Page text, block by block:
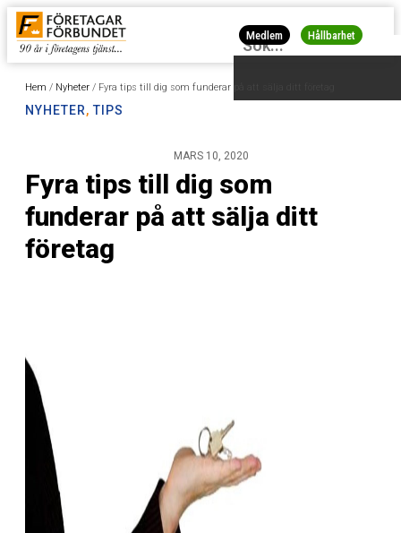
Medlem Hållbarhet
Hem / Nyheter / Fyra tips till dig som funderar på att sälja ditt företag
NYHETER, TIPS
MARS 10, 2020
Fyra tips till dig som
funderar på att sälja ditt
företag